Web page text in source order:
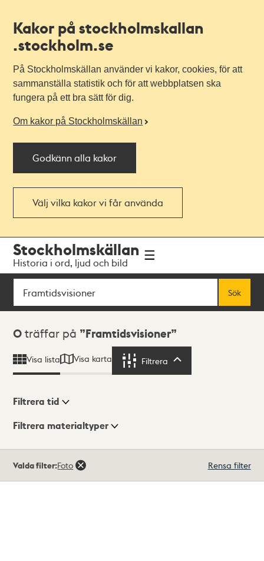
Kakor på stockholmskallan
.stockholm.se
På Stockholmskällan använder vi kakor, cookies, för att
sammanställa statistik och för att webbplatsen ska
fungera på ett bra sätt för dig.
Om kakor på Stockholmskällan
Godkänn alla kakor
Välj vilka kakor vi får använda
navigationen
huvudinnehållet
Stockholmskällan
Historia i ord, ljud och bild
Sök
Sök
Sökresultat
0 träffar på Framtidsvisioner
Visa lista Visa karta Filtrera
Visningsläge
Filtrera tid
Filtrera materialtyper
träffar
Valda filter:Foto Rensa filter